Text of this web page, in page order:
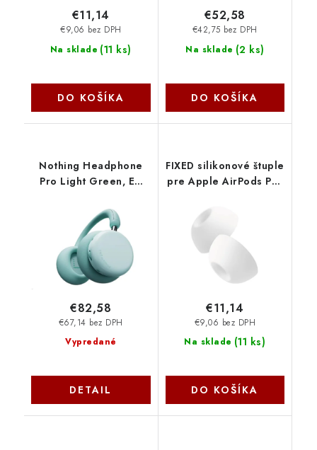
Na sklade (11 ks)
€9,06 bez DPH
€11,14
DO KOŠÍKA
Na sklade (2 ks)
€42,75 bez DPH
€52,58
DO KOŠÍKA
Nothing Headphone
Pro Light Green, EU
Vypredané
€67,14 bez DPH
€82,58
DETAIL
FIXED silikonové štuple
pre Apple AirPods Pro
FIXPL2-L Fixed
Na sklade (11 ks)
€9,06 bez DPH
€11,14
DO KOŠÍKA